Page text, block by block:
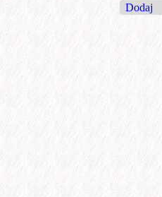
Dodaj